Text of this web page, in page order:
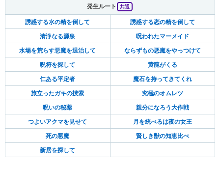
発生ルート 共通
誘惑する水の精を倒して 誘惑する恋の精を倒して
清浄なる源泉 呪われたマーメイド
水場を荒らす悪魔を退治して ならずもの悪魔をやっつけて
呪符を探して 黄龍がくる
仁ある平定者 魔石を持ってきてくれ
旅立ったガキの捜索 究極のオムレツ
呪いの秘薬 親分になろう大作戦
つよいアクマを見せて 月を統べるは夜の女王
死の悪魔 賢しき獣の知恵比べ
新居を探して